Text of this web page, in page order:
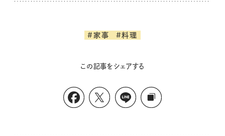
#家事 #料理
この記事をシェアする